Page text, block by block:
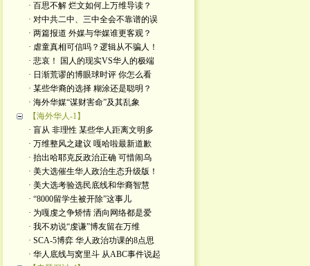
· 百思不解 烂文如何上万维导读？
· 对中共二中、三中全会不靠谱的误
· 两篇报道 外媒与华媒谁更客观？
· 虐童真相可信吗？逻辑从不骗人！
· 悲哀！ 国人的现实VS华人的极端
· 日渐荒谬的博眼球时评 你怎么看
· 某些华裔的选择 糊涂还是聪明？
· 海外华媒“谋财害命”及其乱象
【海外华人-1】
· 盲从 非理性 某些华人距离文明多
· 万维整风之建议 嘎哈啦最新道歉
· 抬出哈耶克反政治正确 可惜闹乌
· 美大选催生华人政治生态升级版！
· 美大选考验选民底线和华裔智慧
· “8000留学生被开除”这事儿
· 为嘎虔之争矫情 洒向网络都是爱
· 我不劝说“虔谦”博友留在万维
· SCA-5博弈 华人政治功课的8点思
· 华人底线与窝里斗 从ABC事件说起